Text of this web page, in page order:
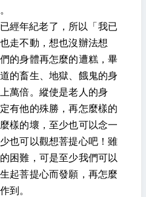
經年紀老了，所以「我已
走不動，想也沒辦法想
的身體再怎麼的遭糕，畢
的畜生、地獄、餓鬼的身
萬倍。縱使是老人的身
有他的殊勝，再怎麼樣的
樣的壞，至少也可以念一
也可以觀想菩提心吧！雖
困難，可是至少我們可以
起菩提心而發願，再怎麼
到。